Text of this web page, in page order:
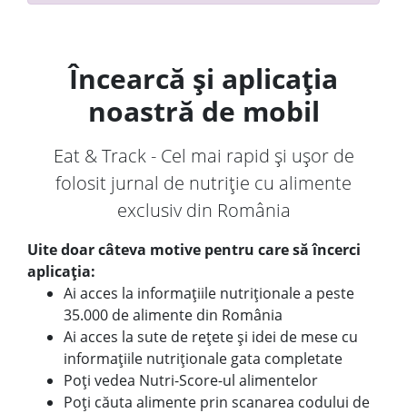
Încearcă și aplicația
noastră de mobil
Eat & Track - Cel mai rapid și ușor de
folosit jurnal de nutriție cu alimente
exclusiv din România
Uite doar câteva motive pentru care să încerci
aplicația:
Ai acces la informațiile nutriționale a peste
35.000 de alimente din România
Ai acces la sute de rețete și idei de mese cu
informațiile nutriționale gata completate
Poți vedea Nutri-Score-ul alimentelor
Poți căuta alimente prin scanarea codului de